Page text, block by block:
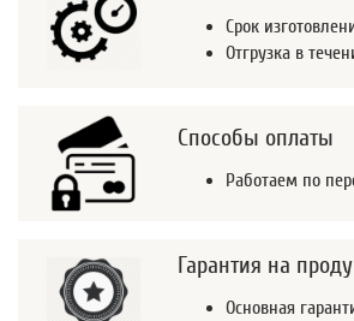
Срок
Отгрузка в
Способы оплаты
Работаем по
Гарантия на
Основная